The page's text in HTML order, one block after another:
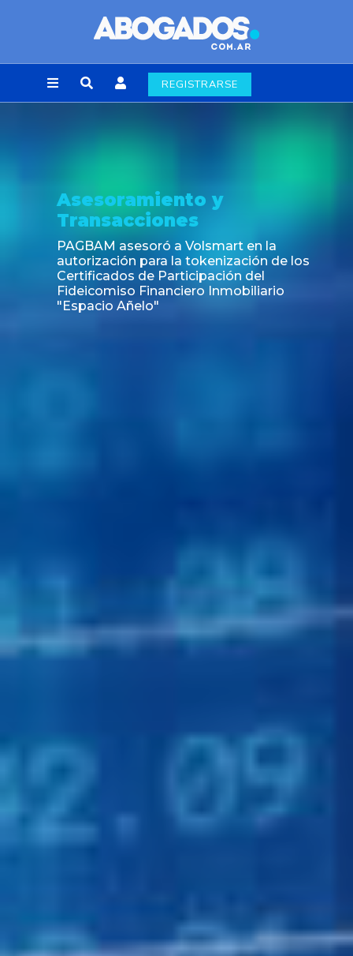
REGISTRARSE
Asesoramiento y
Transacciones
PAGBAM asesoró a Volsmart en la
autorización para la tokenización de los
Certificados de Participación del
Fideicomiso Financiero Inmobiliario
"Espacio Añelo"